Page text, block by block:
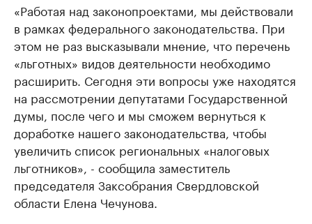
«Работая над законопроектами, мы действовали
в рамках федерального законодательства. При
этом не раз высказывали мнение, что перечень
«льготных» видов деятельности необходимо
расширить. Сегодня эти вопросы уже находятся
на рассмотрении депутатами Государственной
думы, после чего и мы сможем вернуться к
доработке нашего законодательства, чтобы
увеличить список региональных «налоговых
льготников», - сообщила заместитель
председателя Заксобрания Свердловской
области Елена Чечунова.